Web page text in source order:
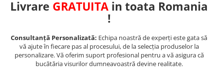
Livrare GRATUITA in toata Romania
!
Consultanță Personalizată: Echipa noastră de experți este gata să
vă ajute în fiecare pas al procesului, de la selecția produselor la
personalizare. Vă oferim suport profesional pentru a vă asigura că
bucătăria visurilor dumneavoastră devine realitate.